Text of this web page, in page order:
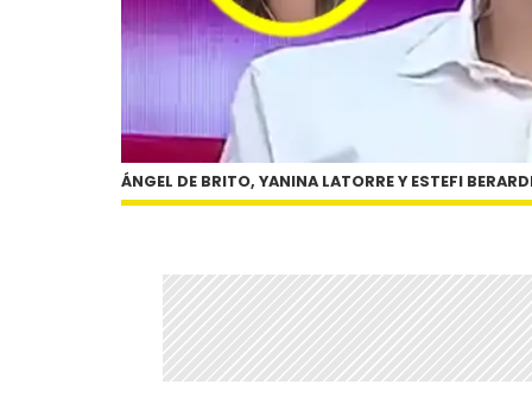
ÁNGEL DE BRITO, YANINA LATORRE Y ESTEFI